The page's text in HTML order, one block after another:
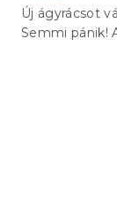
Új ágyrácsot
Semmi pánik!